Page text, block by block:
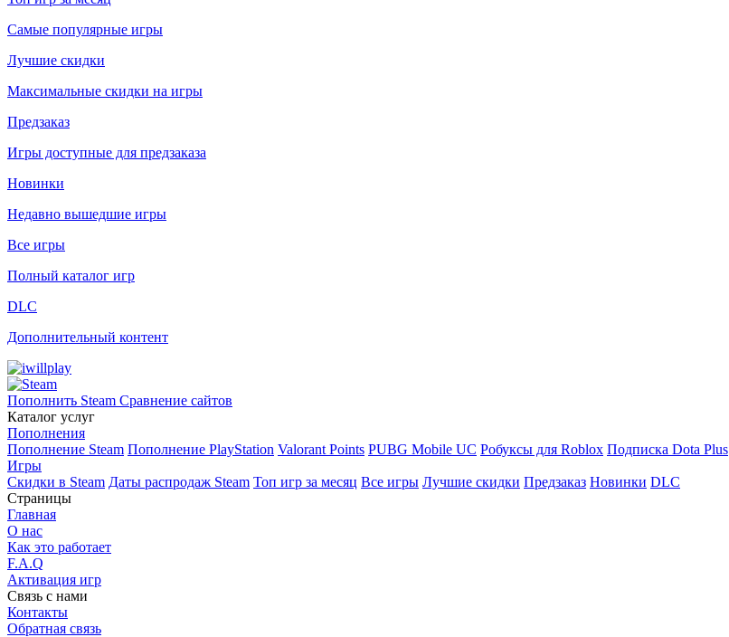
Самые популярные игры
Лучшие скидки
Максимальные скидки на игры
Предзаказ
Игры доступные для предзаказа
Новинки
Недавно вышедшие игры
Все игры
Полный каталог игр
DLC
Дополнительный контент
Пополнить Steam Сравнение сайтов
Каталог услуг
Пополнения
Пополнение Steam Пополнение PlayStation Valorant Points PUBG Mobile UC Робуксы для Roblox Подписка Dota Plus
Игры
Скидки в Steam Даты распродаж Steam Топ игр за месяц Все игры Лучшие скидки Предзаказ Новинки DLC
Страницы
Главная
О нас
Как это работает
F.A.Q
Активация игр
Связь с нами
Контакты
Обратная связь